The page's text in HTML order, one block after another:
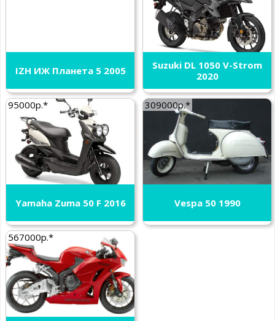
IZH ИЖ Планета 5 2005
Suzuki DL 1050 V-Strom
2020
95000р.*
Yamaha Zuma 50 F 2016
309000р.*
Vespa 50 1990
567000р.*